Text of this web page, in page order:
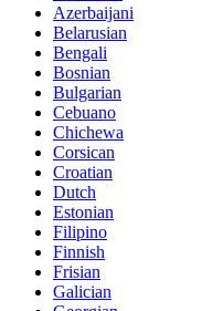
Azerbaijani
Belarusian
Bengali
Bosnian
Bulgarian
Cebuano
Chichewa
Corsican
Croatian
Dutch
Estonian
Filipino
Finnish
Frisian
Galician